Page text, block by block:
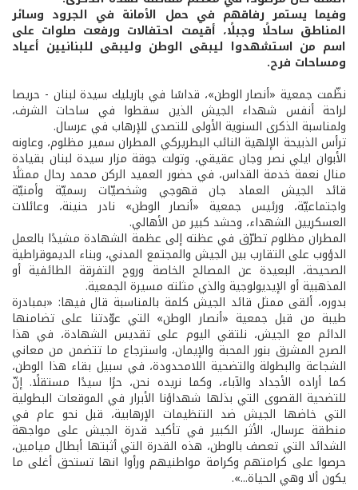
وفيما يستمر رفاقهم في حمل الأمانة في الجرود وسائر
المناطق ساحلًا وجبلًا، أقيمت احتفالات ورفعت صلوات على
اسم من استشهدوا ليبقى الوطن وليبقى للبنانيين أعياد
ومساحات فرح.
نظّمت جمعية «أنصار الوطن»، قداسًا في بازيليك سيدة لبنان - حريصا
لراحة أنفس شهداء الجيش الذين سقطوا في ساحات الشرف،
ولمناسبة الذكرى السنوية الأولى للتصدي للإرهاب في عرسال.
ترأس الذبيحة الإلهية النائب البطريركي المطران سمير مظلوم، وعاونه
الأبوان ايلي نصر وجان عقيقي، وتولت جوقة مزار سيدة لبنان بقيادة
منال نعمة خدمة القداس، في حضور العميد الركن محمد رحال ممثلًا
قائد الجيش العماد جان قهوجي وشخصيّات رسميّة وأمنيّة
واجتماعيّة، ورئيس جمعية «أنصار الوطن» نادر حنينة، وعائلات
العسكريين الشهداء، وحشد كبير من الأهالي.
المطران مظلوم تطرّق في عظته إلى عظمة الشهادة مشيدًا بالعمل
الدؤوب على التقارب بين الجيش والمجتمع المدني، وبناء الديموقراطية
الصحيحة، البعيدة عن المصالح الخاصة وروح التفرقة الطائفية أو
المذهبية أو الإيديولوجية والذي مثلته مسيرة الجمعية.
بدوره، ألقى ممثل قائد الجيش كلمة بالمناسبة قال فيها: «بمبادرة
طيبة من قبل جمعية «أنصار الوطن» التي عوّدتنا على تضامنها
الدائم مع الجيش، نلتقي اليوم على تقديس الشهادة، في هذا
الصرح المشرق بنور المحبة والإيمان، واسترجاع ما تتضمن من معاني
الشجاعة والبطولة والتضحية اللامحدودة، في سبيل بقاء هذا الوطن،
كما أراده الأجداد والآباء، وكما نريده نحن، حرًا سيدًا مستقلًا. إنّ
للتضحية القصوى التي بذلها شهداؤنا الأبرار في الموقعات البطولية
التي خاضها الجيش ضد التنظيمات الإرهابية، قبل نحو عام في
منطقة عرسال، الأثر الكبير في تأكيد قدرة الجيش على مواجهة
الشدائد التي تعصف بالوطن، هذه القدرة التي أثبتها أبطال ميامين،
حرصوا على كرامتهم وكرامة مواطنيهم ورأوا انها تستحق أغلى ما
يكون ألا وهي الحياة...».